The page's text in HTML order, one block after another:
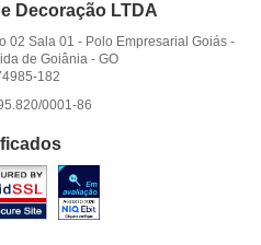
Decoração LTDA
02 Sala 01 - Polo Empresarial Goiás -
de Goiânia- GO
182
0001-86